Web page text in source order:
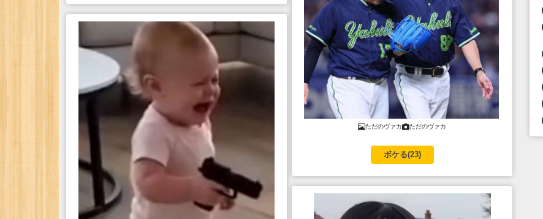
ただのヴァカ ただのヴァカ
ボケる(23)